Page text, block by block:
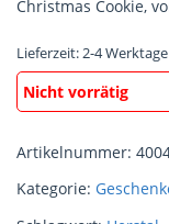
Christmas Cookie,
Lieferzeit:2-4 Werktage
Nicht vorrätig
Artikelnummer:
Kategorie: